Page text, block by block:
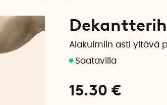
Alakulmiin asti yltävä
15.30 €